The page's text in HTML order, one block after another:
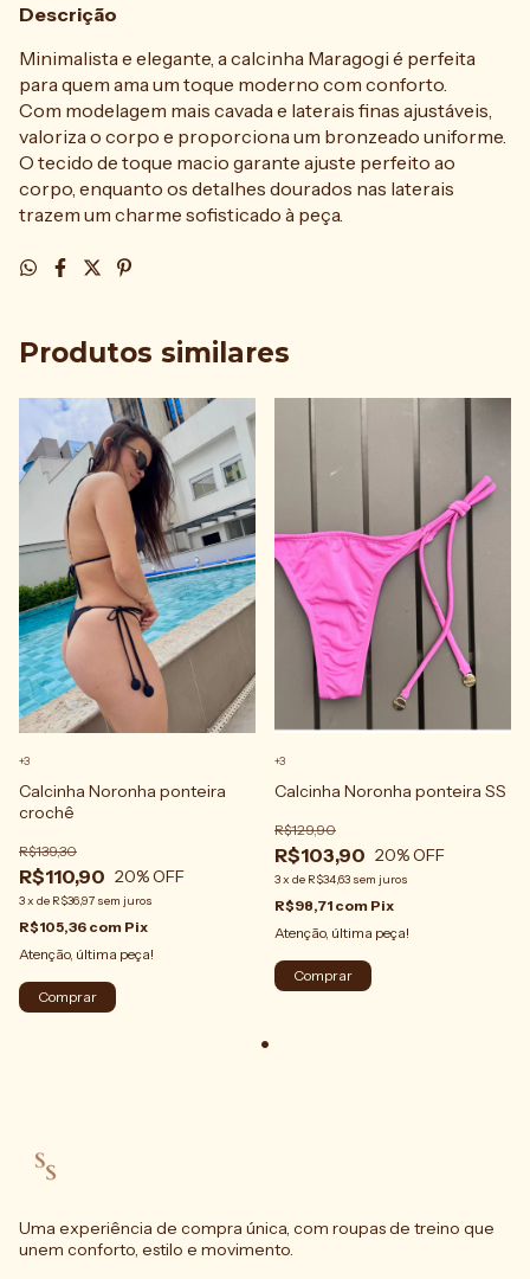
Descrição
Minimalista e elegante, a calcinha Maragogi é perfeita
para quem ama um toque moderno com conforto.
Com modelagem mais cavada e laterais finas ajustáveis,
valoriza o corpo e proporciona um bronzeado uniforme.
O tecido de toque macio garante ajuste perfeito ao
corpo, enquanto os detalhes dourados nas laterais
trazem um charme sofisticado à peça.
Produtos similares
Calcinha Noronha ponteira
crochê
R$110,90
R$139,30
20% OFF
3x de R$36,97 sem juros
R$105,36 com Pix
Atenção, última peça!
+3
Comprar
Calcinha Noronha ponteira SS
R$103,90
R$129,90
20% OFF
3x de R$34,63 sem juros
R$98,71 com Pix
Atenção, última peça!
+3
Comprar
Uma experiência de compra única, com roupas de treino que
unem conforto, estilo e movimento.